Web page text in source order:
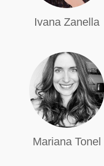
Ivana Zanella
Mariana Tonel